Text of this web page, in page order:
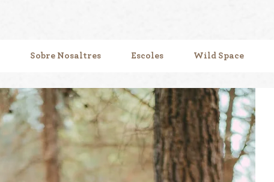
Sobre Nosaltres Escoles Wild Space